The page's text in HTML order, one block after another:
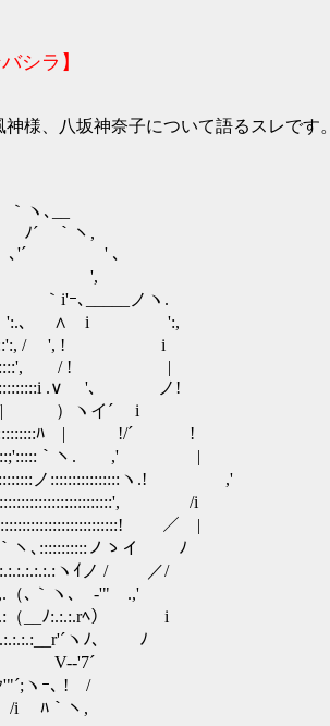
シラ】
様、八坂神奈子について語るスレです。
__
｀ヽ,
ゝ､'´ ' ､
､, / | ヽ. ',
｀i'ｰ､_____ノヽ.
｀':.､ ∧ i ':,
;:::::::::::::':, / ', ! i
/ ! |
.∨ '､ ノ!
/| ）ヽイ´ i
:::::::::::::ﾊ | !/´ !
｀ヽ. ,' |
ノ::::::::::::::::ヽ.! ,'
/i
／ |
ヽ､:::::::::::ノゝイ ﾉ
ヽｲノ / ／/
（､｀ヽ､ ‐'" .,'
（__ﾉ:.:.:.rﾍ） i
ヽﾉ､ ﾉ
‐'´ V-‐'7´
ヽｰ､ ! /
/i ﾊ｀ヽ,